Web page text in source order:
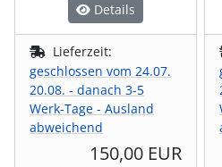
Details
Lieferzeit:
geschlossen vom 24.07.
20.08. - danach 3-5
Werk-Tage - Ausland
abweichend
150,00 EUR